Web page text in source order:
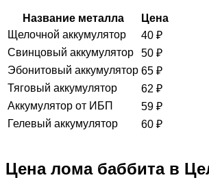
Название металла
Цена
Щелочной аккумулятор
40 ₽
Свинцовый аккумулятор
50 ₽
Эбонитовый аккумулятор 65 ₽
Тяговый аккумулятор
62 ₽
Аккумулятор от ИБП
59 ₽
Гелевый аккумулятор
60 ₽
Цена лома баббита в